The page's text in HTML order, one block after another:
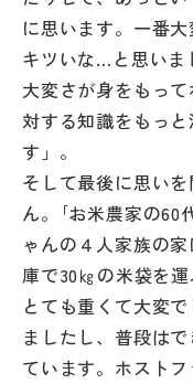
に思います。一番
キツいな…と思いま
大変さが身をもっ
対する知識をもっ
す」。
そして最後に思い
ん。｢お米農家の60
ゃんの４人家族の
庫で30㎏の米袋を
とても重くて大変
ましたし、普段は
ています。ホスト